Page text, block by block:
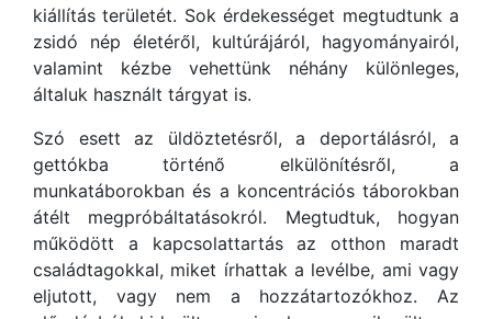
kiállítás területét. Sok érdekességet megtudtunk a
zsidó nép életéről, kultúrájáról, hagyományairól,
valamint kézbe vehettünk néhány különleges,
általuk használt tárgyat is.
Szó esett az üldöztetésről, a deportálásról, a
gettókba történő elkülönítésről, a
munkatáborokban és a koncentrációs táborokban
átélt megpróbáltatásokról. Megtudtuk, hogyan
működött a kapcsolattartás az otthon maradt
családtagokkal, miket írhattak a levélbe, ami vagy
eljutott, vagy nem a hozzátartozókhoz. Az